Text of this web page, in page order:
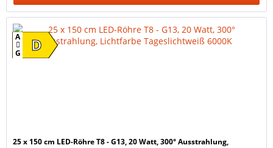
D
A
G
25 x 150 cm LED-Röhre T8 - G13, 20 Watt, 300° Ausstrahlung,